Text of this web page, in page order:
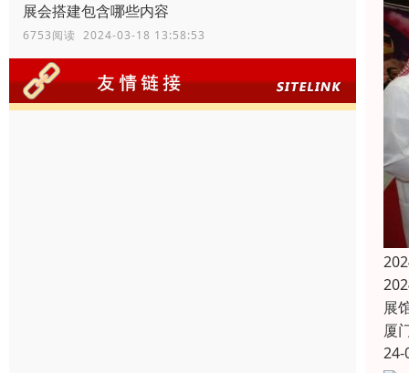
展会搭建包含哪些内容
6753阅读 2024-03-18 13:58:53
展
厦
24-